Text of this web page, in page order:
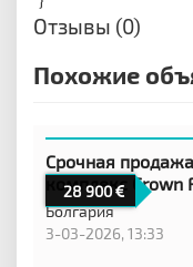
Отзывы (0)
Похожие
28 900
Срочная
комплекс Crown
Болгария
3-03-2026, 13:33